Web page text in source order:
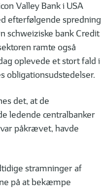
Valley Bank i USA
efterfølgende spredning
schweiziske bank Credit
ramte også
oplevede et stort fald i
obligationsudstedelser.
det, at de
ledende centralbanker
påkrævet, havde
stramninger af
på at bekæmpe